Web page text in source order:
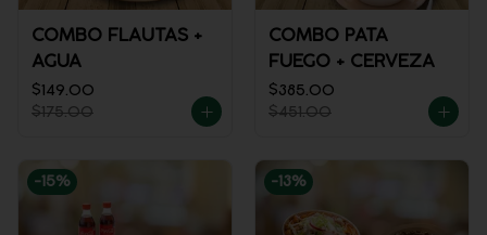
COMBO FLAUTAS +
AGUA
$149.00
$175.00
COMBO PATA
FUEGO + CERVEZA
$385.00
$451.00
-15% -13%